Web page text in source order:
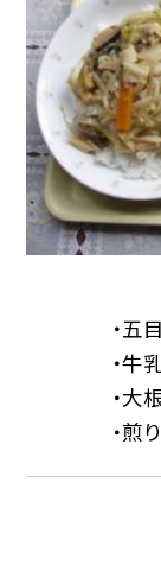
・五目
・牛
・大根
・煎り大